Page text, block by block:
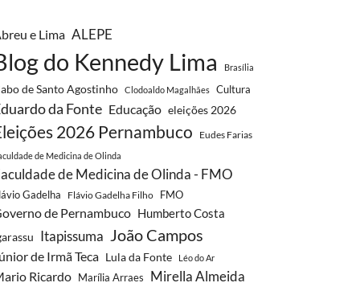
e Lima ALEPE
do Kennedy Lima Brasília
de Santo Agostinho Clodoaldo Magalhães Cultura
da Fonte Educação eleições 2026
2026 Pernambuco Eudes Farias
de Medicina de Olinda
de Medicina de Olinda - FMO
Gadelha Flávio Gadelha Filho FMO
de Pernambuco Humberto Costa
Itapissuma João Campos
de Irmã Teca Lula da Fonte Léo do Ar
Ricardo Marília Arraes Mirella Almeida